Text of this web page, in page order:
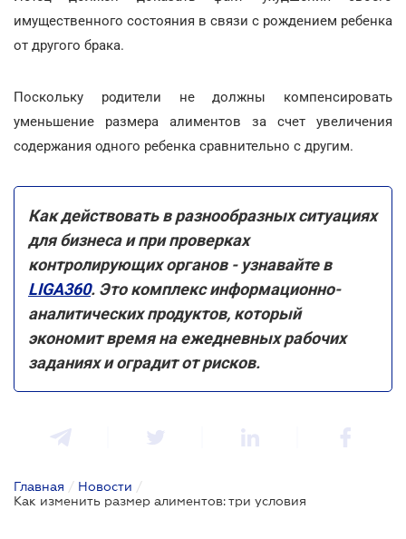
имущественного состояния в связи с рождением ребенка
от другого брака.
Поскольку родители не должны компенсировать
уменьшение размера алиментов за счет увеличения
содержания одного ребенка сравнительно с другим.
Как действовать в разнообразных ситуациях
для бизнеса и при проверках
контролирующих органов - узнавайте в
LIGA360. Это комплекс информационно-
аналитических продуктов, который
экономит время на ежедневных рабочих
заданиях и оградит от рисков.
Главная / Новости /
Как изменить размер алиментов: три условия